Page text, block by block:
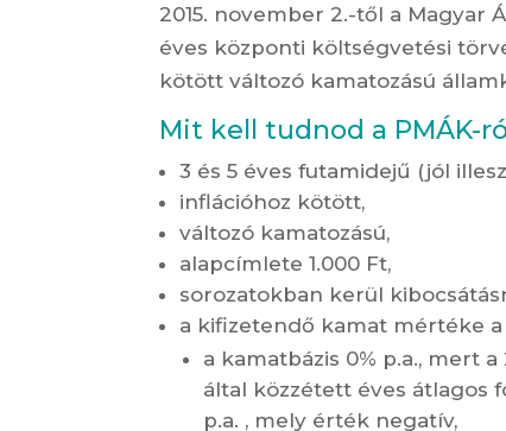
2015. november 2.-től a Magyar
éves központi költségvetési
kötött változó kamatozású
Mit kell tudnod a PMÁK-
3 és 5 éves futamidejű (jól
inflációhoz kötött,
változó kamatozású,
alapcímlete 1.000 Ft,
sorozatokban kerül
a kifizetendő kamat mértéke
a kamatbázis 0% p.a., mert
által közzétett éves átlagos
p.a. , mely érték negatív,